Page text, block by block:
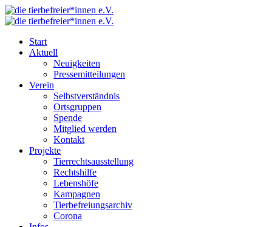
Start
Aktuell
Neuigkeiten
Pressemitteilungen
Verein
Selbstverständnis
Ortsgruppen
Spende
Mitglied werden
Kontakt
Projekte
Tierrechtsausstellung
Rechtshilfe
Lebenshöfe
Kampagnen
Tierbefreiungsarchiv
Corona